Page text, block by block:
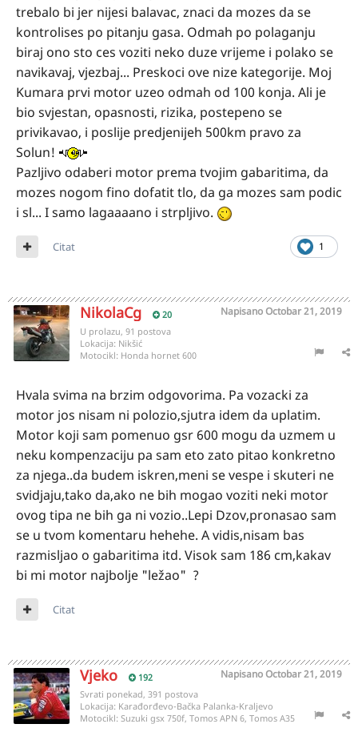
trebalo bi jer nijesi balavac, znaci da mozes da se
kontrolises po pitanju gasa. Odmah po polaganju
biraj ono sto ces voziti neko duze vrijeme i polako se
navikavaj, vjezbaj... Preskoci ove nize kategorije. Moj
Kumara prvi motor uzeo odmah od 100 konja. Ali je
bio svjestan, opasnosti, rizika, postepeno se
privikavao, i poslije predjenijeh 500km pravo za
Solun!
Pazljivo odaberi motor prema tvojim gabaritima, da
mozes nogom fino dofatit tlo, da ga mozes sam podic
i sl... I samo lagaaaano i strpljivo.
1
Citat
NikolaCg 20 NapisanoOctobar 21, 2019
U prolazu, 91 postova
Lokacija: Nikšić
Motocikl: Honda hornet 600
Hvala svima na brzim odgovorima. Pa vozacki za
motor jos nisam ni polozio,sjutra idem da uplatim.
Motor koji sam pomenuo gsr 600 mogu da uzmem u
neku kompenzaciju pa sam eto zato pitao konkretno
za njega..da budem iskren,meni se vespe i skuteri ne
svidjaju,tako da,ako ne bih mogao voziti neki motor
ovog tipa ne bih ga ni vozio..Lepi Dzov,pronasao sam
se u tvom komentaru hehehe. A vidis,nisam bas
razmisljao o gabaritima itd. Visok sam 186 cm,kakav
bi mi motor najbolje "ležao" ?
Citat
Vjeko 192 NapisanoOctobar 21, 2019
Svrati ponekad, 391 postova
Lokacija: Karađorđevo-Bačka Palanka-Kraljevo
Motocikl: Suzuki gsx 750f, Tomos APN 6, Tomos A35